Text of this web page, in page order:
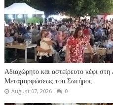
Αδιαχώρητο και αστείρευτο κέφι στη
Μεταμορφώσεως του Σωτήρος
August 07, 2026 0